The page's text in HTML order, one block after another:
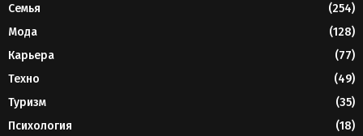
Семья
(254)
Мода
(128)
Карьера
(77)
Техно
(49)
Туризм
(35)
Психология
(18)